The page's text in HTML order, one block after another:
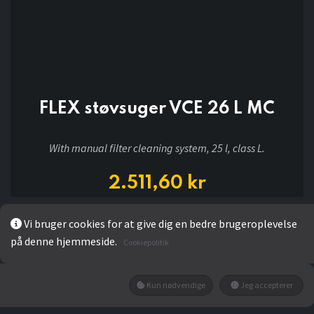
FLEX støvsuger VCE 26 L MC
With manual filter cleaning system, 25 l, class L.
2.511,60 kr
Add to wishlist
Vi bruger cookies for at give dig en bedre brugeroplevelse
på denne hjemmeside.
Cookiepolitik
Kun nødvendige Jeg accepterer